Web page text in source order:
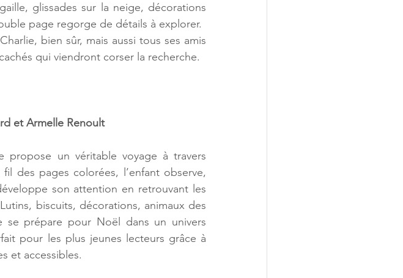
glissades sur la neige, décorations
page regorge de détails à explorer.
bien sûr, mais aussi tous ses amis
qui viendront corser la recherche.
et Armelle Renoult
propose un véritable voyage à travers
fil des pages colorées, l’enfant observe,
son attention en retrouvant les
biscuits, décorations, animaux des
prépare pour Noël dans un univers
pour les plus jeunes lecteurs grâce à
et accessibles.